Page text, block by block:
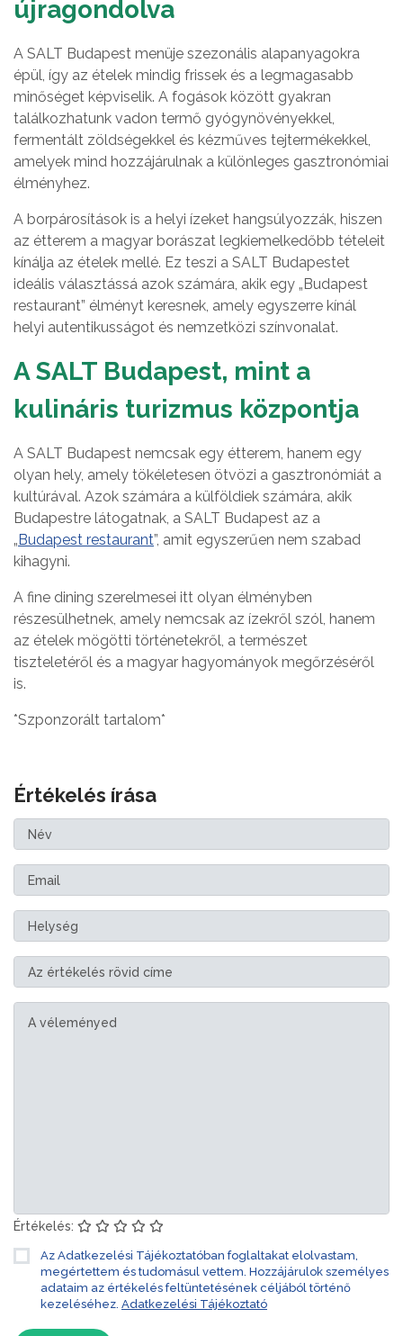
újragondolva
A SALT Budapest menüje szezonális alapanyagokra
épül, így az ételek mindig frissek és a legmagasabb
minőséget képviselik. A fogások között gyakran
találkozhatunk vadon termő gyógynövényekkel,
fermentált zöldségekkel és kézműves tejtermékekkel,
amelyek mind hozzájárulnak a különleges gasztronómiai
élményhez.
A borpárosítások is a helyi ízeket hangsúlyozzák, hiszen
az étterem a magyar borászat legkiemelkedőbb tételeit
kínálja az ételek mellé. Ez teszi a SALT Budapestet
ideális választássá azok számára, akik egy „Budapest
restaurant” élményt keresnek, amely egyszerre kínál
helyi autentikusságot és nemzetközi színvonalat.
A SALT Budapest, mint a
kulináris turizmus központja
A SALT Budapest nemcsak egy étterem, hanem egy
olyan hely, amely tökéletesen ötvözi a gasztronómiát a
kultúrával. Azok számára a külföldiek számára, akik
Budapestre látogatnak, a SALT Budapest az a
„ Budapest restaurant”, amit egyszerűen nem szabad
kihagyni.
A fine dining szerelmesei itt olyan élményben
részesülhetnek, amely nemcsak az ízekről szól, hanem
az ételek mögötti történetekről, a természet
tiszteletéről és a magyar hagyományok megőrzéséről
is.
*Szponzorált tartalom*
Értékelés írása
Értékelés:
Az Adatkezelési Tájékoztatóban foglaltakat elolvastam,
megértettem és tudomásul vettem. Hozzájárulok személyes
adataim az értékelés feltüntetésének céljából történő
kezeléséhez. Adatkezelési Tájékoztató